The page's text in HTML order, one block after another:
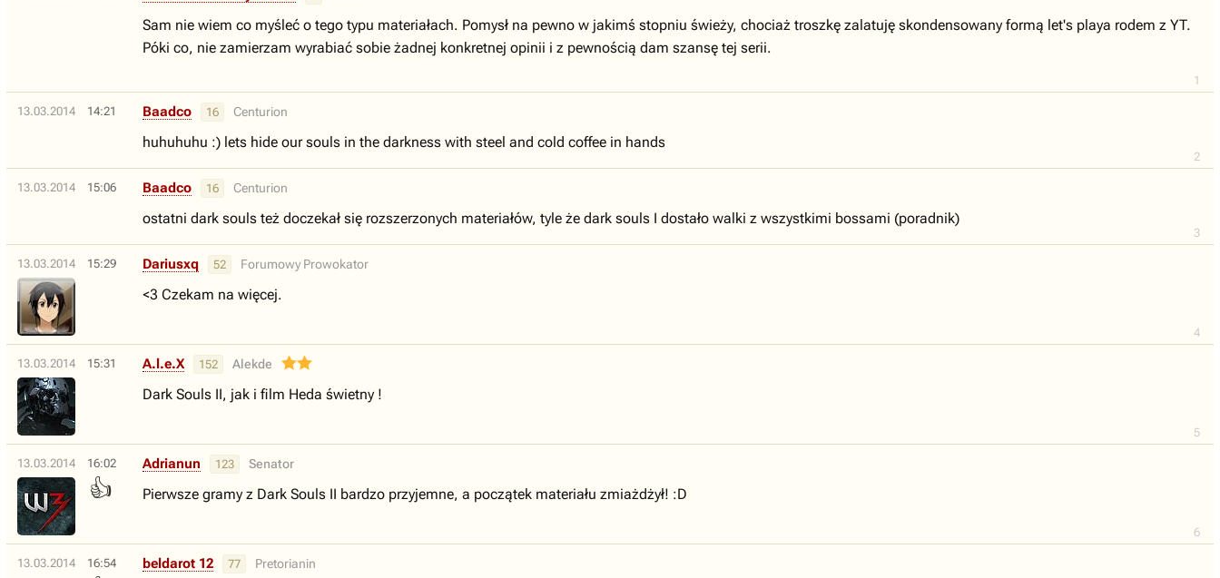
1
Sam nie wiem co myśleć o tego typu materiałach. Pomysł na pewno w jakimś stopniu świeży, chociaż troszkę zalatuję skondensowany formą let's playa rodem z YT.
Póki co, nie zamierzam wyrabiać sobie żadnej konkretnej opinii i z pewnością dam szansę tej serii.
13.03.2014 14:21
2
Baadco 16 Centurion
huhuhuhu :) lets hide our souls in the darkness with steel and cold coffee in hands
13.03.2014 15:06
3
Baadco 16 Centurion
ostatni dark souls też doczekał się rozszerzonych materiałów, tyle że dark souls I dostało walki z wszystkimi bossami (poradnik)
13.03.2014 15:29
4
Dariusxq 52 Forumowy Prowokator
<3 Czekam na więcej.
13.03.2014 15:31
5
A.l.e.X 152 Alekde
Dark Souls II, jak i film Heda świetny !
13.03.2014 16:02
👍
6
Adrianun 123 Senator
Pierwsze gramy z Dark Souls II bardzo przyjemne, a początek materiału zmiażdżył! :D
13.03.2014 16:54 beldarot 12 77 Pretorianin